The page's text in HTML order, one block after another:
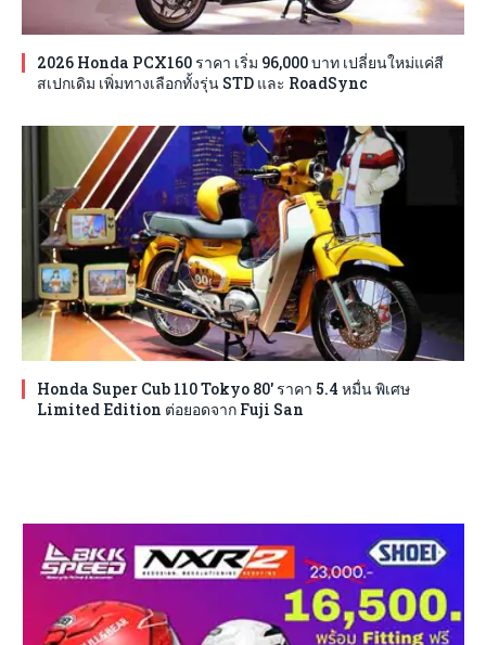
2026 Honda PCX160 ราคา เริ่ม 96,000 บาท เปลี่ยนใหม่แค่สี
สเปกเดิม เพิ่มทางเลือกทั้งรุ่น STD และ RoadSync
Honda Super Cub 110 Tokyo 80′ ราคา 5.4 หมื่น พิเศษ
Limited Edition ต่อยอดจาก Fuji San